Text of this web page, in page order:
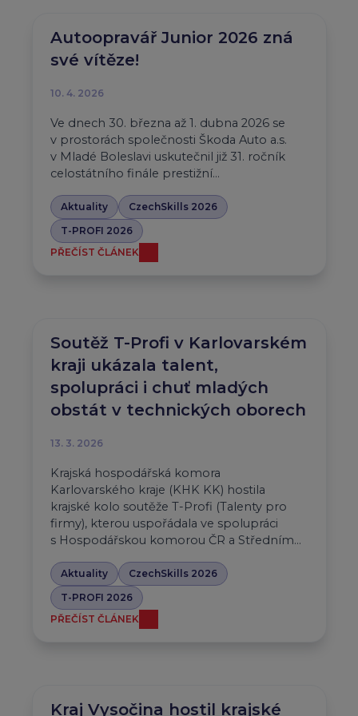
Autoopravář Junior 2026 zná
své vítěze!
10. 4. 2026
Ve dnech 30. března až 1. dubna 2026 se
v prostorách společnosti Škoda Auto a.s.
v Mladé Boleslavi uskutečnil již 31. ročník
celostátního finále prestižní…
Aktuality
CzechSkills 2026
T-PROFI 2026
PŘEČÍST ČLÁNEK
Soutěž T-Profi v Karlovarském
kraji ukázala talent,
spolupráci i chuť mladých
obstát v technických oborech
13. 3. 2026
Krajská hospodářská komora
Karlovarského kraje (KHK KK) hostila
krajské kolo soutěže T-Profi (Talenty pro
firmy), kterou uspořádala ve spolupráci
s Hospodářskou komorou ČR a Středním…
Aktuality
CzechSkills 2026
T-PROFI 2026
PŘEČÍST ČLÁNEK
Kraj Vysočina hostil krajské